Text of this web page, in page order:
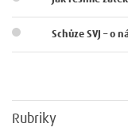
Schůze SVJ – o
Rubriky